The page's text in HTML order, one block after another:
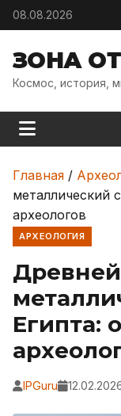
Skip to content
08.08.2026
ЗОНА
Космос, история,
Главная /
металлический
археологов
АРХЕОЛОГИЯ
Египта:
IPGuru